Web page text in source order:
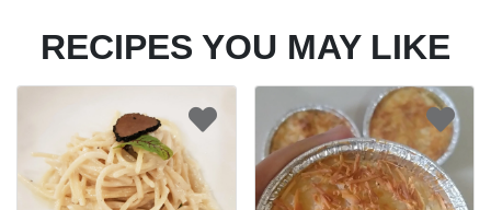
RECIPES YOU MAY LIKE